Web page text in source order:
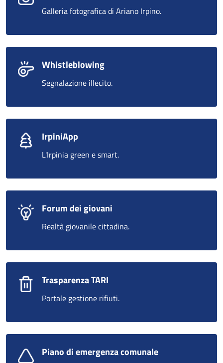
Galleria fotografica di Ariano Irpino.
Whistleblowing
Segnalazione illecito.
IrpiniApp
L'Irpinia green e smart.
Forum dei giovani
Realtà giovanile cittadina.
Trasparenza TARI
Portale gestione rifiuti.
Piano di emergenza comunale